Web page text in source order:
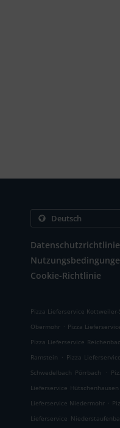
Datenschutzrichtlinie
Cookie-Richtlinie
Pizza Lieferservice
Obermohr . Pizza
Pizza Lieferservice
Ramstein . Pizza
Schwedelbach Pörrbach
.
Lieferservice Hütschenhausen
Lieferservice Niedermohr .
Lieferservice